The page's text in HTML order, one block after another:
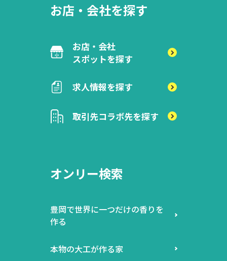
お店・会社を探す
お店・会社
スポットを探す
求人情報を探す
取引先コラボ先を探す
オンリー検索
豊岡で世界に一つだけの香りを
作る
本物の大工が作る家